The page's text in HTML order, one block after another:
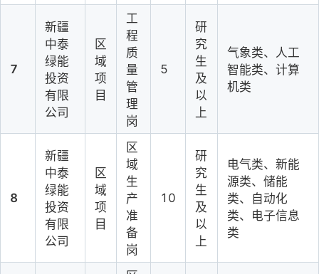
7
新疆
中泰
绿能
投资
有限
公司
区
域
项
目
工
程
质
量
管
理
岗
5
研
究
生
及
以
上
气象类、人工
智能类、计算
机类
8
新疆
中泰
绿能
投资
有限
公司
区
域
项
目
区
域
生
产
准
备
岗
10
研
究
生
及
以
上
电气类、新能
源类、储能
类、自动化
类、电子信息
类